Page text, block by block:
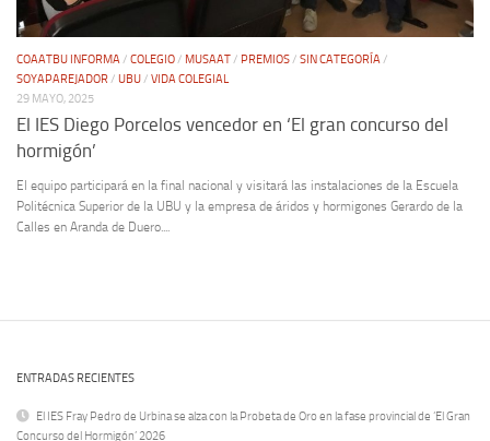
COAATBU INFORMA / COLEGIO / MUSAAT / PREMIOS / SIN CATEGORÍA /
SOYAPAREJADOR / UBU / VIDA COLEGIAL
29 MAYO, 2025
El IES Diego Porcelos vencedor en ‘El gran concurso del
hormigón’
El equipo participará en la final nacional y visitará las instalaciones de la Escuela
Politécnica Superior de la UBU y la empresa de áridos y hormigones Gerardo de la
Calles en Aranda de Duero....
ENTRADAS RECIENTES
El IES Fray Pedro de Urbina se alza con la Probeta de Oro en la fase provincial de ‘El Gran
Concurso del Hormigón’ 2026